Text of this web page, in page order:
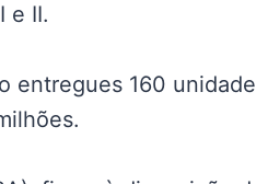
e II.
entregues 160